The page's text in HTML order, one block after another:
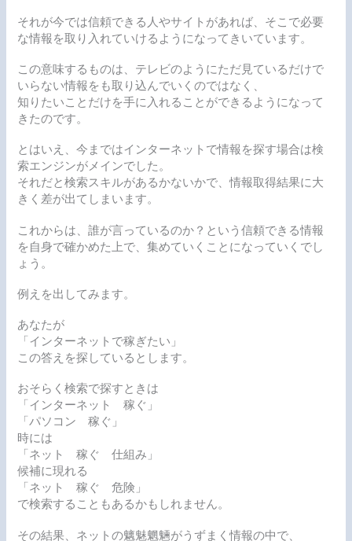
それが今では信頼できる人やサイトがあれば、そこで必要
な情報を取り入れていけるようになってきいています。
この意味するものは、テレビのようにただ見ているだけで
いらない情報をも取り込んでいくのではなく、
知りたいことだけを手に入れることができるようになって
きたのです。
とはいえ、今まではインターネットで情報を探す場合は検
索エンジンがメインでした。
それだと検索スキルがあるかないかで、情報取得結果に大
きく差が出てしまいます。
これからは、誰が言っているのか？という信頼できる情報
を自身で確かめた上で、集めていくことになっていくでし
ょう。
例えを出してみます。
あなたが
「インターネットで稼ぎたい」
この答えを探しているとします。
おそらく検索で探すときは
「インターネット 稼ぐ」
「パソコン 稼ぐ」
時には
「ネット 稼ぐ 仕組み」
候補に現れる
「ネット 稼ぐ 危険」
で検索することもあるかもしれません。
その結果、ネットの魑魅魍魎がうずまく情報の中で、